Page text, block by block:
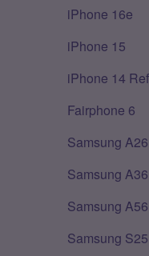
iPhone 16e
iPhone 15
iPhone 14
Fairphone 6
Samsung A26
Samsung A36
Samsung A56
Samsung